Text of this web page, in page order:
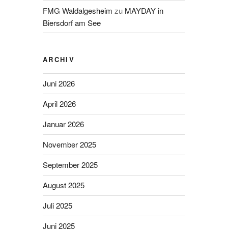
FMG Waldalgesheim zu MAYDAY in
Biersdorf am See
ARCHIV
Juni 2026
April 2026
Januar 2026
November 2025
September 2025
August 2025
Juli 2025
Juni 2025